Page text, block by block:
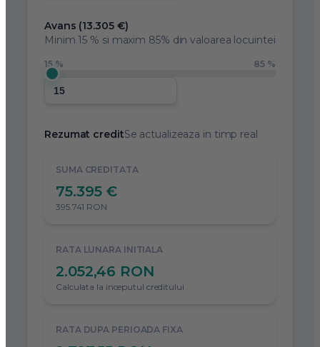
Avans (13.305 €)
Minim15 % si maxim 85% din valoarea locuintei
15 % 85 %
Rezumat creditSe actualizeaza in timp real
SUMA CREDITATA
75.395 €
395.741 RON
RATA LUNARA INITIALA
2.052,46 RON
Calculata la inceputul creditului
RATA DUPA PERIOADA FIXA